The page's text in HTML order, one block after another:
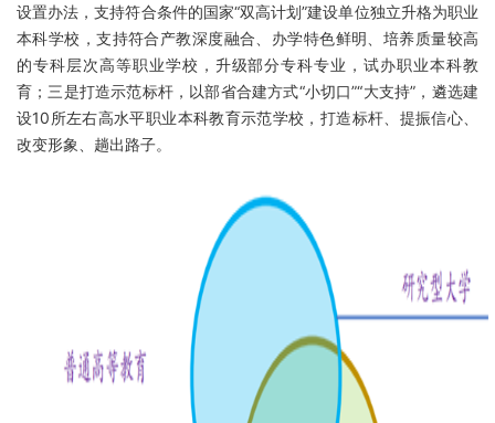
设置办法，支持符合条件的国家“双高计划”建设单位独立升格为职业
本科学校，支持符合产教深度融合、办学特色鲜明、培养质量较高
的专科层次高等职业学校，升级部分专科专业，试办职业本科教
育；三是打造示范标杆，以部省合建方式“小切口”“大支持”，遴选建
设10所左右高水平职业本科教育示范学校，打造标杆、提振信心、
改变形象、趟出路子。